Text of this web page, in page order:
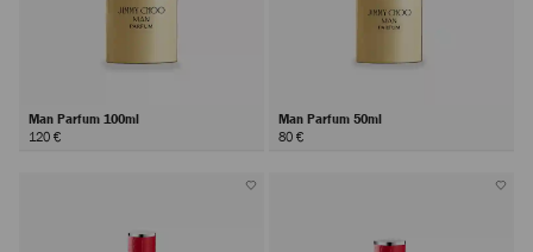
Man Parfum 100ml
120 €
Man Parfum 50ml
80 €